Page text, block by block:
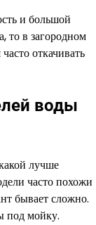
и большой
то в загородном
откачивать
воды
лучше
часто похожи
бывает сложно.
под мойку.